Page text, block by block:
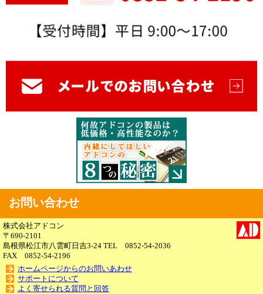
お問い合わせ
株式会社アドコン
〒690-2101
島根県松江市八雲町日吉3-24 TEL 0852-54-2036
FAX 0852-54-2196
ホームページからのお問いあわせ
サポートについて
よく寄せられる質問と回答